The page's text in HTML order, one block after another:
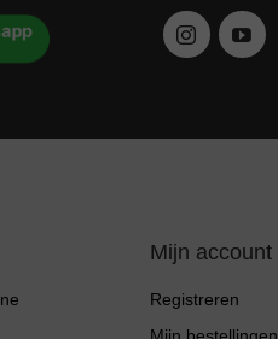
Mijn account
Registreren
Mijn bestellingen